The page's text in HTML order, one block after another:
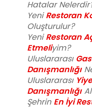
Hatalar
Yeni Restoran
Oluşturulur?
Yeni Restoran
Etmeliyim?
Uluslararası
Danışmanlığı
Uluslararası
Danışmanlığı
Şehrin En İyi